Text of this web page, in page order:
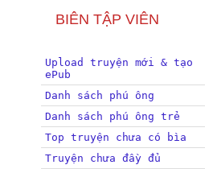
BIÊN TẬP VIÊN
Upload truyện mới & tạo
ePub
Danh sách phú ông
Danh sách phú ông trẻ
Top truyện chưa có bìa
Truyện chưa đầy đủ